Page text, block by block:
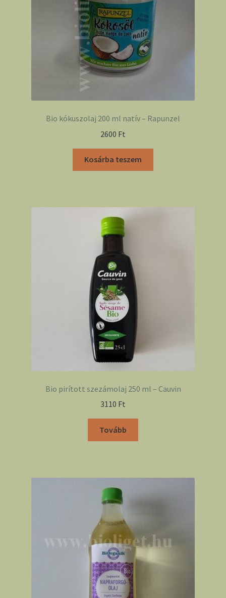
Bio kókuszolaj 200 ml natív – Rapunzel
2600 Ft
Kosárba teszem
Bio pirított szezámolaj 250 ml – Cauvin
3110 Ft
Tovább